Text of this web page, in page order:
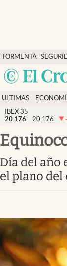
TORMENTA
SOCIAL
Economía y finanzas
Política
Actualidad
Criptomonedas
España
ULTIMAS
NOTICIAS
FINANZAS
IBEX 35
20.176
20.176
Día del año en que el sol está ubicado en
el plano del